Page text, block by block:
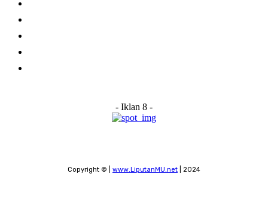
- Iklan 8 -
Copyright © | www.LiputanMU.net | 2024